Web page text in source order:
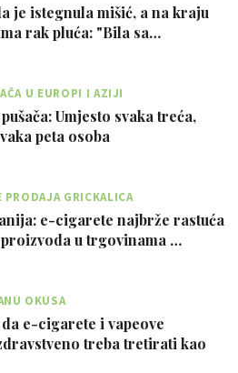
je istegnula mišić, a na kraju
rak pluća: "Bila sa…
U EUROPI I AZIJI
Umjesto svaka treća,
peta osoba
PRODAJA GRICKALICA
e-cigarete najbrže rastuća
u trgovinama …
OKUSA
e-cigarete i vapeove
treba tretirati kao